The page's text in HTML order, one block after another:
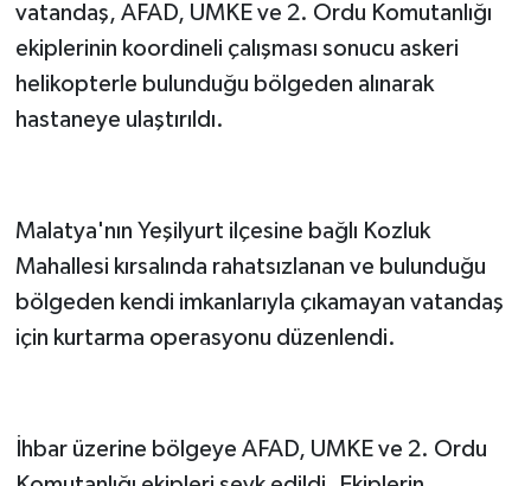
vatandaş, AFAD, UMKE ve 2. Ordu Komutanlığı
ekiplerinin koordineli çalışması sonucu askeri
helikopterle bulunduğu bölgeden alınarak
hastaneye ulaştırıldı.
Malatya'nın Yeşilyurt ilçesine bağlı Kozluk
Mahallesi kırsalında rahatsızlanan ve bulunduğu
bölgeden kendi imkanlarıyla çıkamayan vatandaş
için kurtarma operasyonu düzenlendi.
İhbar üzerine bölgeye AFAD, UMKE ve 2. Ordu